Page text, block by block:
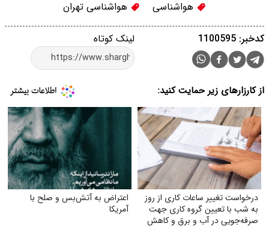
هواشناسی هواشناسی تهران
لینک کوتاه کدخبر: 1100595
از کارزارهای زیر حمایت کنید:
درخواست تغییر ساعات کاری از روز
به شب با تعیین گروه کاری جهت
صرفه‌جویی در آب و برق و کاهش
اعتراض به آتش‌بس و صلح با
آمریکا